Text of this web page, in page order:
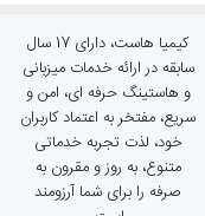
کیمیا هاست، دارای 17 سال
سابقه در ارائه خدمات میزبانی
و هاستینگ حرفه ای، امن و
سریع، مفتخر به اعتماد کاربران
خود، لذت تجربه خدماتی
متنوع، به روز و مقرون به
صرفه را برای شما آرزومند